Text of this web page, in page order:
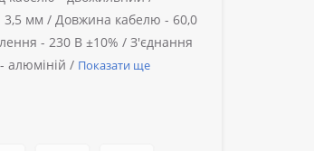
3,5 мм / Довжина кабелю - 60,0
- 230 В ±10% / З'єднання
алюміній / Показати ще